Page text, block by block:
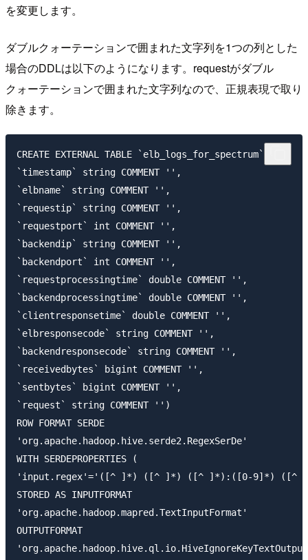
を変更します。
ダブルクォーテーションで囲まれた文字列を1つの列とした
場合のDDLは以下のようになります。requestがダブル
クォーテーションで囲まれた文字列なので、正規表現で取り
除きます。
CREATE EXTERNAL TABLE `elb_logs_for_spectrum`(
`timestamp` string COMMENT '',
`elbname` string COMMENT '',
`requestip` string COMMENT '',
`requestport` int COMMENT '',
`backendip` string COMMENT '',
`backendport` int COMMENT '',
`requestprocessingtime` double COMMENT '',
`backendprocessingtime` double COMMENT '',
`clientresponsetime` double COMMENT '',
`elbresponsecode` string COMMENT '',
`backendresponsecode` string COMMENT '',
`receivedbytes` bigint COMMENT '',
`sentbytes` bigint COMMENT '',
`request` string COMMENT '')
ROW FORMAT SERDE
'org.apache.hadoop.hive.serde2.RegexSerDe'
WITH SERDEPROPERTIES (
'input.regex'='([^ ]*) ([^ ]*) ([^ ]*):([0-9]*)
STORED AS INPUTFORMAT
'org.apache.hadoop.mapred.TextInputFormat'
OUTPUTFORMAT